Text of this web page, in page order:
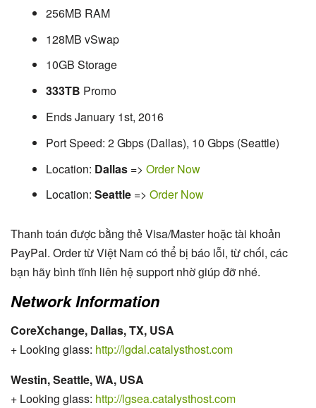
256MB RAM
128MB vSwap
10GB Storage
333TB Promo
Ends January 1st, 2016
Port Speed: 2 Gbps (Dallas), 10 Gbps (Seattle)
Location: Dallas=> Order Now
Location: Seattle=> Order Now
Thanh toán được bằng thẻ Visa/Master hoặc tài khoản
PayPal. Order từ Việt Nam có thể bị báo lỗi, từ chối, các
bạn hãy bình tĩnh liên hệ support nhờ giúp đỡ nhé.
Network Information
CoreXchange, Dallas, TX, USA
+ Looking glass: http://lgdal.catalysthost.com
Westin, Seattle, WA, USA
+ Looking glass: http://lgsea.catalysthost.com